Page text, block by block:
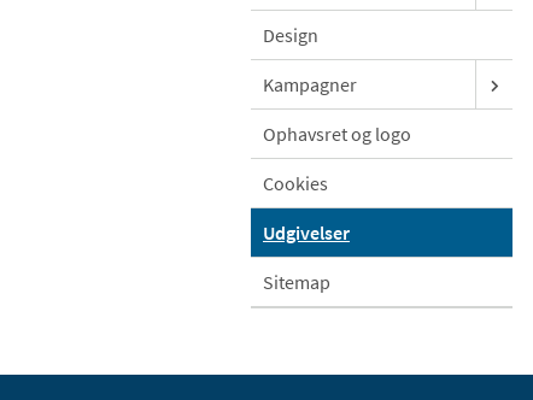
Design
Kampagner
Ophavsret og logo
Cookies
Udgivelser
Sitemap